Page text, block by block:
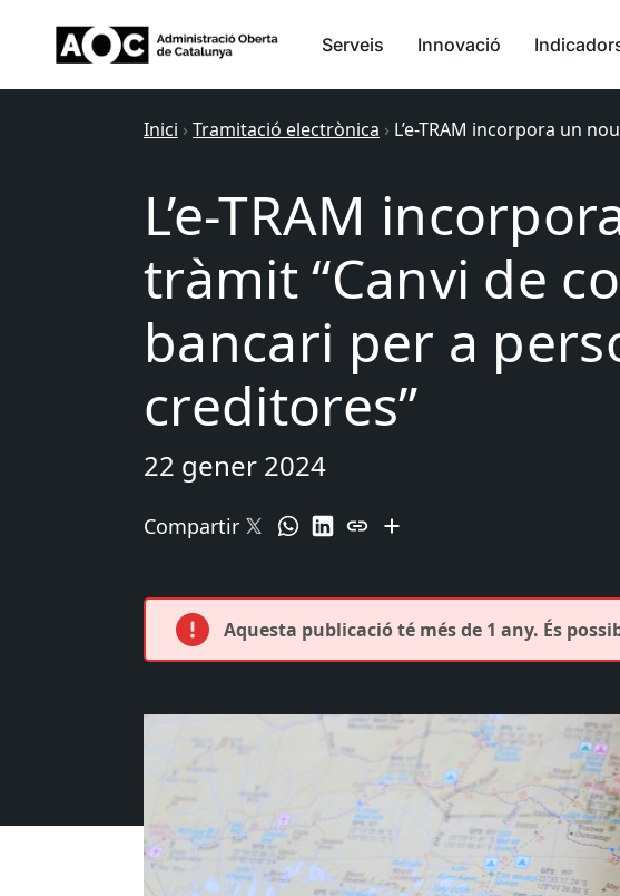
Serveis Innovació
Inici › Tramitació electrònica › L’e-TRAM incorpora un
L’e-TRAM
tràmit “Canvi de
bancari per a
creditores”
22 gener 2024
Compartir
Aquesta publicació té més de 1 any. És